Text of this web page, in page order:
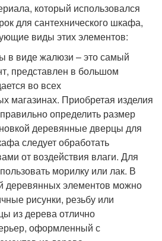
который использовался
для сантехнического шкафа,
виды этих элементов:
в виде жалюзи – это самый
представлен в большом
во всех
магазинах. Приобретая изделия
определить размер
деревянные дверцы для
следует обработать
от воздействия влаги. Для
морилку или лак. В
деревянных элементов можно
рисунки, резьбу или
из дерева отлично
оформленный с